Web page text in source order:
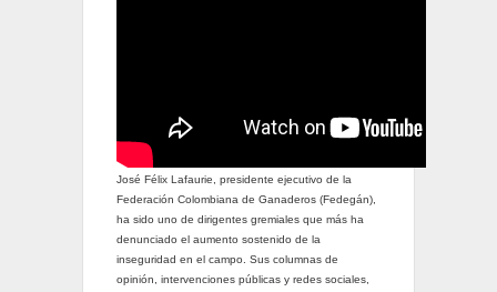
José Félix Lafaurie, presidente ejecutivo de la
Federación Colombiana de Ganaderos (Fedegán),
ha sido uno de dirigentes gremiales que más ha
denunciado el aumento sostenido de la
inseguridad en el campo. Sus columnas de
opinión, intervenciones públicas y redes sociales,